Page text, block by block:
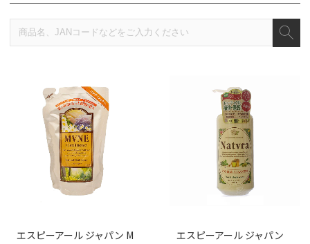
エスピーアール ジャパン M
エスピーアール ジャパン